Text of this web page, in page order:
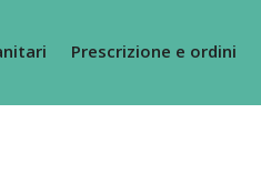
Prescrizione e ordini